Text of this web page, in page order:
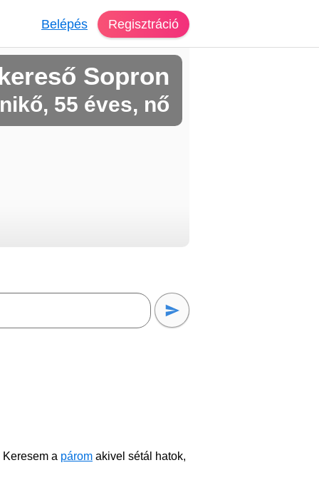
Belépés Regisztráció
Sopron
55 éves, nő
a párom akivel sétál hatok,